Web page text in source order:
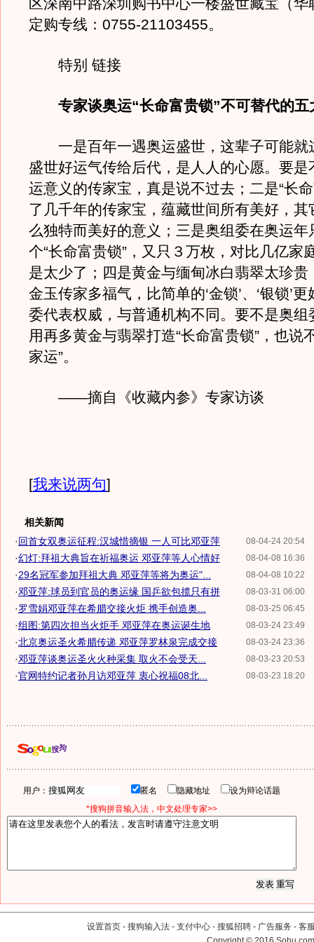
区深南中路深圳购书中心一楼盛世藏宝（华
定购专线：0755-21103455。
特别 链接
专家谈奥运“长命富贵锁”不可替代的五
一是百年一遇奥运盛世，这辈子可能就
盛世好运气传给后代，是人人的心愿。要是
运意义的传家宝，真是说不过去；二是“长
了几千年的传家宝，蕴藏世间所有美好，其
么独特而美好的意义；三是奥组委在奥运年
个“长命富贵锁”，又只３万枚，对比几亿家
是太少了；四是黄金与缅甸冰白翡翠太珍贵
金玉传家多福气，比简单的‘金锁’、‘银锁’
委代表权威，与普通机构不同。要不是奥组
用再多黄金与翡翠打造“长命富贵锁”，也说
家运”。
——摘自《收藏内参》专家访谈
[我来说两句]
相关新闻
08-04-24 20:54
·回首女双奥运征程:汉城惜摘银 一人可比邓亚萍
08-04-08 16:36
·幻灯:拜祖大典旨在祈福奥运 邓亚萍等人心情好
08-04-08 10:22
·29名冠军参加拜祖大典 邓亚萍等将为奥运"...
08-03-31 06:00
·邓亚萍:球员到官员的奥运缘 国乒欲包揽只有拼
08-03-25 06:45
·罗雪娟邓亚萍在希腊交接火炬 携手创造奥...
08-03-24 23:49
·组图:第四次担当火炬手 邓亚萍在奥运诞生地
08-03-24 23:36
·北京奥运圣火希腊传递 邓亚萍罗林泉完成交接
08-03-23 20:53
·邓亚萍谈奥运圣火火种采集 取火不会受天...
08-03-23 18:20
·官网特约记者孙月访邓亚萍 衷心祝福08北...
用户： 匿名 隐藏地址
设为辩论话题
*搜狗拼音输入法，中文处理专家>>
设置首页 - 搜狗输入法 - 支付中心 - 搜狐招聘 - 广告服务 - 客